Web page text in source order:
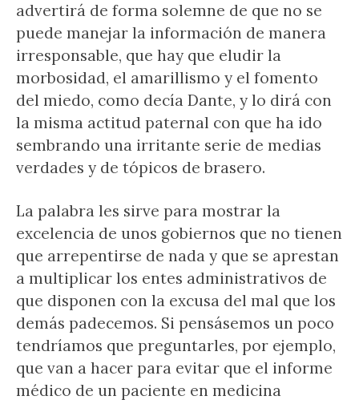
advertirá de forma solemne de que no se
puede manejar la información de manera
irresponsable, que hay que eludir la
morbosidad, el amarillismo y el fomento
del miedo, como decía Dante, y lo dirá con
la misma actitud paternal con que ha ido
sembrando una irritante serie de medias
verdades y de tópicos de brasero.
La palabra les sirve para mostrar la
excelencia de unos gobiernos que no tienen
que arrepentirse de nada y que se aprestan
a multiplicar los entes administrativos de
que disponen con la excusa del mal que los
demás padecemos. Si pensásemos un poco
tendríamos que preguntarles, por ejemplo,
que van a hacer para evitar que el informe
médico de un paciente en medicina